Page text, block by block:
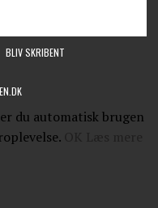
BLIV SKRIBENT
du automatisk brugen